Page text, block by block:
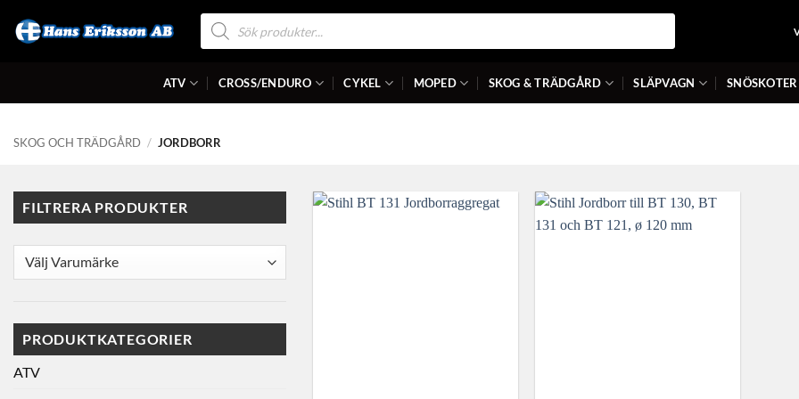
Produktsökning
ATV CROSS/ENDURO CYKEL MOPED SKOG & TRÄDGÅRD SLÄPVAGN SNÖSKOTER
SKOG OCH TRÄDGÅRD / JORDBORR
FILTRERA PRODUKTER
PRODUKTKATEGORIER
ATV